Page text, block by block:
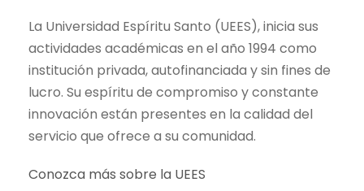
La Universidad Espíritu Santo (UEES), inicia sus
actividades académicas en el año 1994 como
institución privada, autofinanciada y sin fines de
lucro. Su espíritu de compromiso y constante
innovación están presentes en la calidad del
servicio que ofrece a su comunidad.
Conozca más sobre la UEES